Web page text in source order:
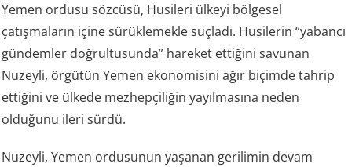
Yemen ordusu sözcüsü, Husileri ülkeyi bölgesel
çatışmaların içine sürüklemekle suçladı. Husilerin “yabancı
gündemler doğrultusunda” hareket ettiğini savunan
Nuzeyli, örgütün Yemen ekonomisini ağır biçimde tahrip
ettiğini ve ülkede mezhepçiliğin yayılmasına neden
olduğunu ileri sürdü.
Nuzeyli, Yemen ordusunun yaşanan gerilimin devam